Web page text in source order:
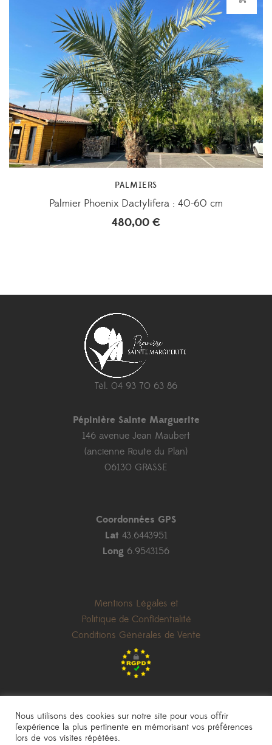
PALMIERS
Palmier Phoenix Dactylifera : 40-60 cm
480,00 €
Tél. 04 93 70 63 86
Pépinière Sainte Marguerite
146 avenue Jean Maubert
(ancienne Route du Plan)
06130 GRASSE
Coordonnées GPS
Lat 43.6443951
Long 6.9543156
Mentions Légales et
Politique de Confidentialité
Conditions Générales de Vente
Nous utilisons des cookies sur notre site pour vous offrir
l'expérience la plus pertinente en mémorisant vos préférences
lors de vos visites répétées.